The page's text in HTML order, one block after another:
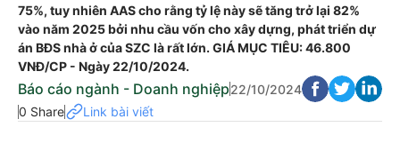
75%, tuy nhiên AAS cho rằng tỷ lệ này sẽ tăng trở lại 82%
vào năm 2025 bởi nhu cầu vốn cho xây dựng, phát triển dự
án BĐS nhà ở của SZC là rất lớn. GIÁ MỤC TIÊU: 46.800
VNĐ/CP - Ngày 22/10/2024.
Báo cáo ngành - Doanh nghiệp22/10/2024
0 Share
Link bài viết